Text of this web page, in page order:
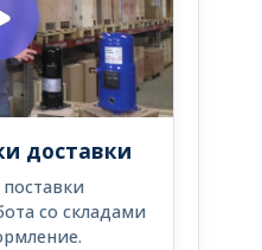
доставки
со складами